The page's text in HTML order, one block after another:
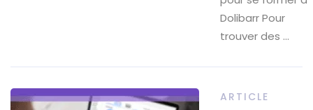
Dolibarr Pour
trouver des …
ARTICLE